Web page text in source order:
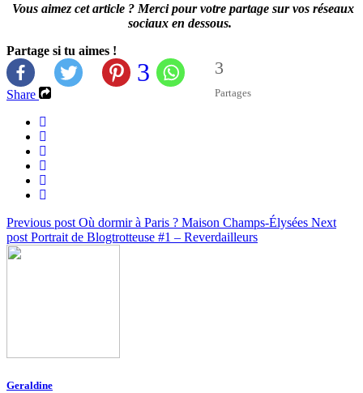
Vous aimez cet article ? Merci pour votre partage sur vos réseaux
sociaux en dessous.
Partage si tu aimes !
3 3
Partages
Share
Previous post Où dormir à Paris ? Maison Champs-Élysées Next
post Portrait de Blogtrotteuse #1 – Reverdailleurs
Geraldine